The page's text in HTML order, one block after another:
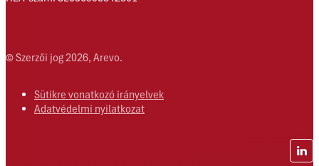
© Szerzői jog 2026, Arevo.
Sütikre vonatkozó irányelvek
Adatvédelmi nyilatkozat